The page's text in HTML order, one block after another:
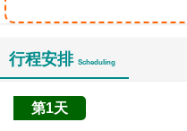
行程安排 Scheduling
第1天